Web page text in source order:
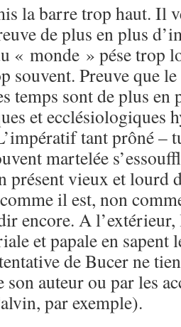
la barre trop haut. Il
de plus en plus
« monde » pése trop
souvent. Preuve que
temps sont de plus
et ecclésiologiques
tant prôné –
martelée
présent vieux et lourd
il est, non
encore. A
et papale en sapent
de Bucer ne
son auteur ou par les
par exemple).